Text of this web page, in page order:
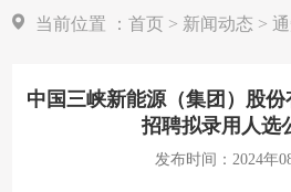
当前位置 ：首页 > 新闻动态 >
中国三峡新能源（集团）股
招聘拟录用人选
发布时间：2024年